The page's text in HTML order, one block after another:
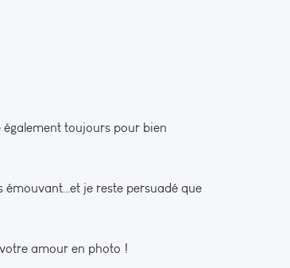
également toujours pour bien
émouvant…et je reste persuadé que
amour en photo !